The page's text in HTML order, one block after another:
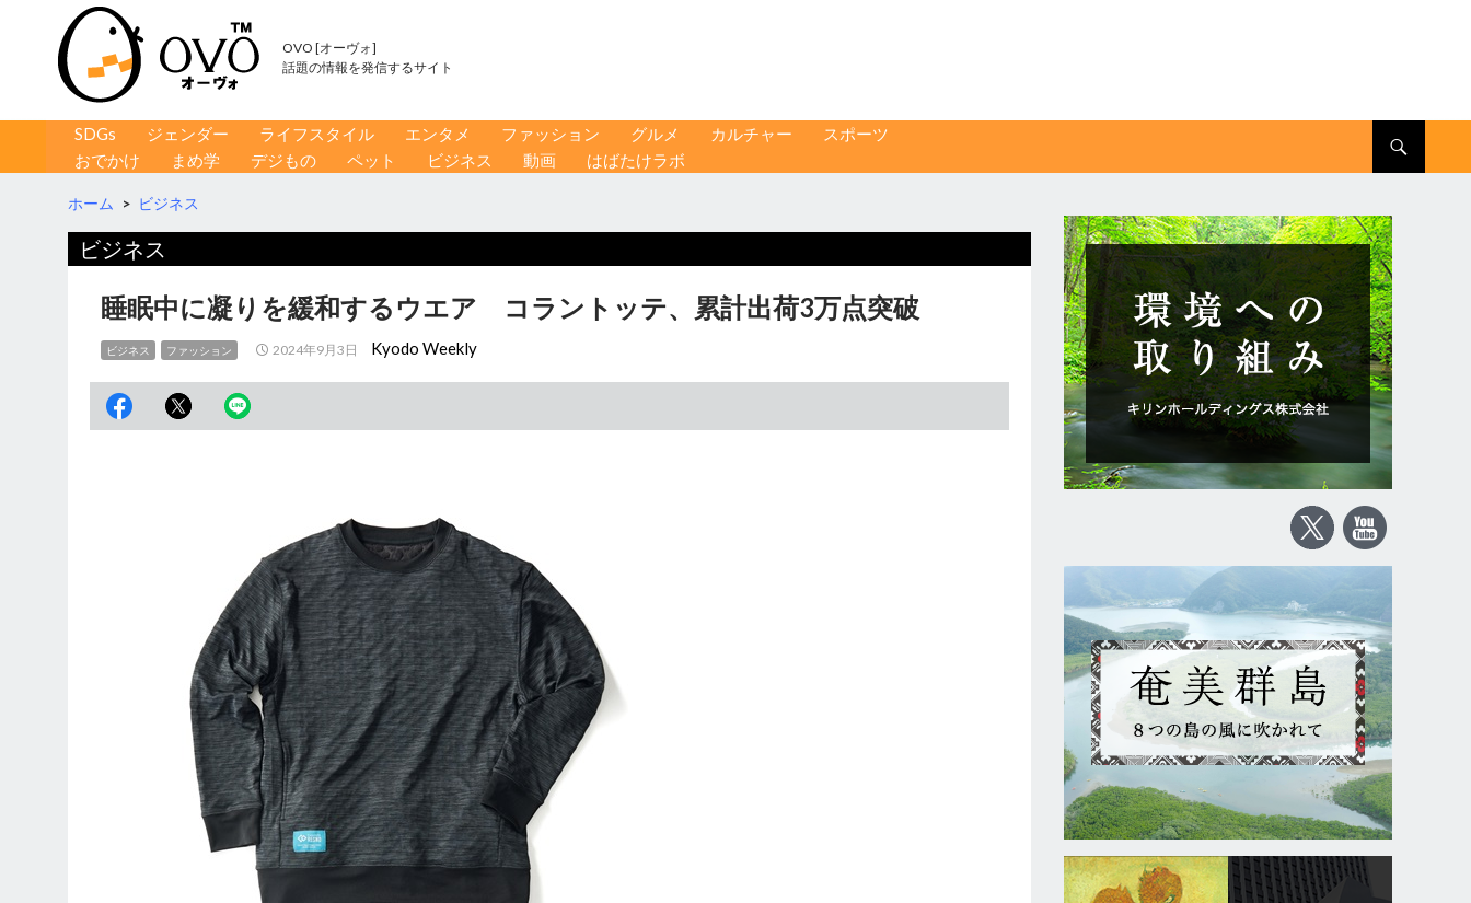
OVO [オーヴォ]
話題の情報を発信するサイト
コンテンツへ移動
SDGs ジェンダー ライフスタイル エンタメ ファッション グルメ カルチャー
スポーツ
おでかけ
まめ学 デジもの ペット ビジネス 動画 はばたけラボ
ホーム > ビジネス
ビジネス
睡眠中に凝りを緩和するウエア コラントッテ、累計出荷3万点突破
ビジネス ファッション 2024年9月3日 Kyodo Weekly